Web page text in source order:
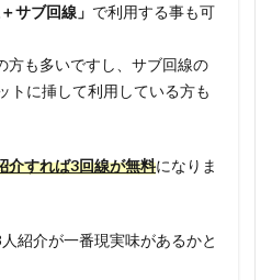
サブ回線」 で利用する事も可
方も多いですし、サブ回線の
トに挿して利用している方も
介すれば3回線が無料になりま
紹介が一番現実味があるかと